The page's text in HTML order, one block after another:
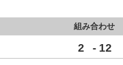
組み合わせ
2 - 12